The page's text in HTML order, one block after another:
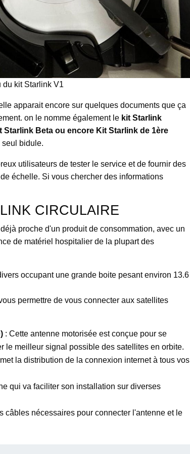
du kit Starlink V1
apparait encore sur quelques documents que ça
on le nomme également le kit Starlink
Beta ou encore Kit Starlink de 1ère
seul bidule.
utilisateurs de tester le service et de fournir des
échelle. Si vous chercher des informations
CIRCULAIRE
proche d'un produit de consommation, avec un
de matériel hospitalier de la plupart des
occupant une grande boite pesant environ 13.6
permettre de vous connecter aux satellites
: Cette antenne motorisée est conçue pour se
le meilleur signal possible des satellites en orbite.
la distribution de la connexion internet à tous vos
qui va faciliter son installation sur diverses
câbles nécessaires pour connecter l'antenne et le